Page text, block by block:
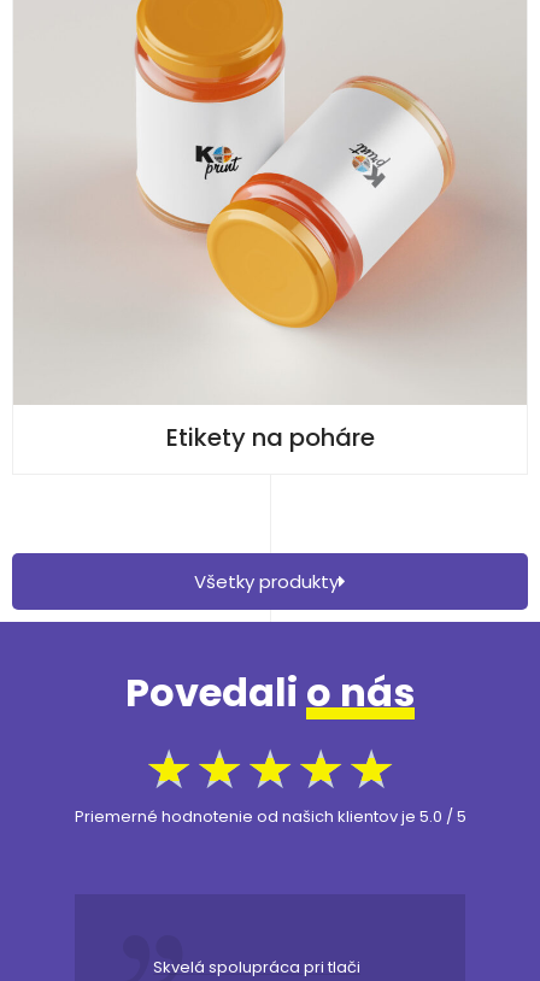
Etikety na poháre
Všetky produkty
Povedalio nás
★★★★★
Priemerné hodnotenie od našich klientov je 5.0 / 5
Skvelá spolupráca pri tlači